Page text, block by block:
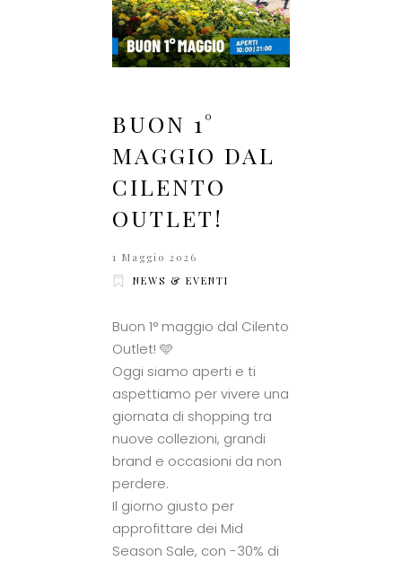
BUON 1°
MAGGIO DAL
CILENTO
OUTLET!
1 Maggio 2026
NEWS & EVENTI
Buon 1° maggio dal Cilento
Outlet! 🩵
Oggi siamo aperti e ti
aspettiamo per vivere una
giornata di shopping tra
nuove collezioni, grandi
brand e occasioni da non
perdere.
Il giorno giusto per
approfittare dei Mid
Season Sale, con -30% di